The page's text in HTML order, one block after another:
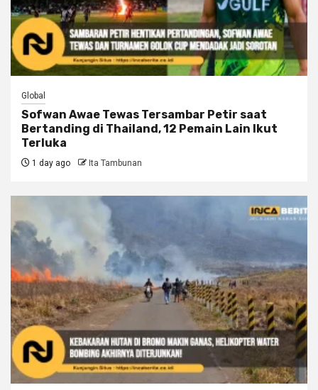
Global
Sofwan Awae Tewas Tersambar Petir saat
Bertanding di Thailand, 12 Pemain Lain Ikut
Terluka
1 day ago Ita Tambunan